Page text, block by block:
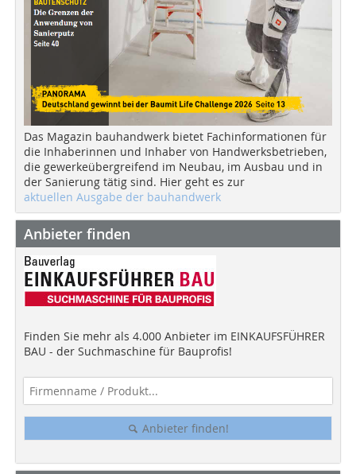
Das Magazin bauhandwerk bietet Fachinformationen für
die Inhaberinnen und Inhaber von Handwerksbetrieben,
die gewerkeübergreifend im Neubau, im Ausbau und in
der Sanierung tätig sind. Hier geht es zur
aktuellen Ausgabe der bauhandwerk
Anbieter finden
Finden Sie mehr als 4.000 Anbieter im EINKAUFSFÜHRER
BAU - der Suchmaschine für Bauprofis!
Anbieter finden!